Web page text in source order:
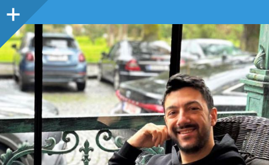
Sidebar